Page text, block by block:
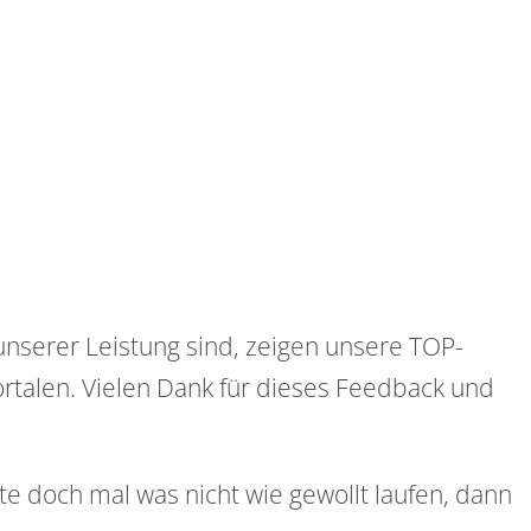
Leistung sind, zeigen unsere TOP-
Vielen Dank für dieses Feedback und
doch mal was nicht wie gewollt laufen, dann